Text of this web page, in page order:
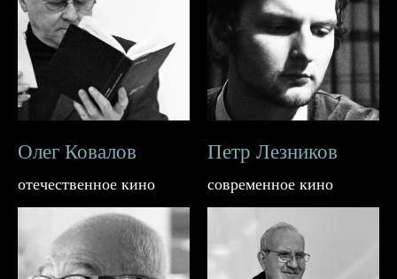
Олег Ковалов
отечественное кино
Петр Лезников
современное кино